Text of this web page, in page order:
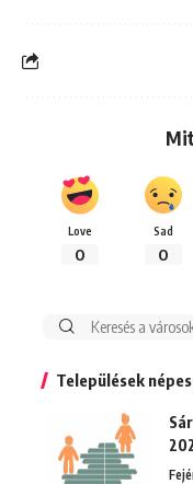
Love
0
Sad
0
Keresés:
Települések